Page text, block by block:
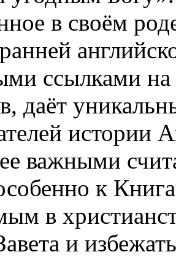
в своём
ссылками на
даёт
важными
к
в
и